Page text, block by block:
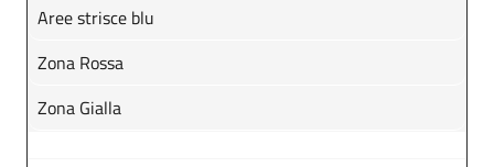
Aree strisce blu
Zona Rossa
Zona Gialla